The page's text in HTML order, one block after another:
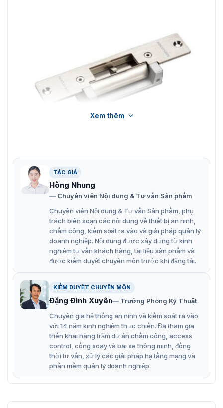
Khóa lẫy điện thông minh Hikvision DS-K4G100
7 tính năng thông minh của thiết bị khóa
lẫy điện thông minh Hikvision DS-
K4G100
Để hỗ trợ và đảm bảo an ninh cho mỗi căn nhà, nhà sản
xuất đã tích hợp các tính năng công nghệ điển hình theo
tiêu chuẩn Châu Âu cho khóa lẫy điện thông minh
Hikvision DS-K4G100 Từ đó tạo hiệu quả tối đa cho việc
kiểm soát của những ngôi nhà Việt Nam:
Có thể chọn không an toàn và không an toàn
Chất liệu của chốt: US304 thép không gỉ | Chất liệu
của tấm: dây kéo trên bề mặt
Khóa từ hỗ trợ lực đẩy tuyến tính tĩnh 800 kg (1764
lb)
Xem thêm
TÁC GIẢ
Hồng Nhung
Chuyên viên Nội dung & Tư vấn Sản phẩm
Chuyên viên Nội dung & Tư vấn Sản phẩm, phụ
trách biên soạn các nội dung về thiết bị an ninh,
chấm công, kiểm soát ra vào và giải pháp quản lý
doanh nghiệp. Nội dung được xây dựng từ kinh
nghiệm tư vấn khách hàng, tài liệu sản phẩm và
được kiểm duyệt chuyên môn trước khi đăng tải.
KIỂM DUYỆT CHUYÊN MÔN
Đặng Đình Xuyên
Trưởng Phòng Kỹ Thuật
Chuyên gia hệ thống an ninh và kiểm soát ra vào
với 14 năm kinh nghiệm thực chiến. Đã tham gia
triển khai hàng trăm dự án chấm công, access
control, cổng xoay và bãi xe thông minh, đồng
thời tư vấn, xử lý các giải pháp hạ tầng mạng và
phần mềm quản lý doanh nghiệp.